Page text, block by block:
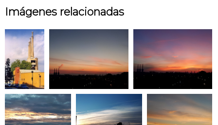
Imágenes relacionadas